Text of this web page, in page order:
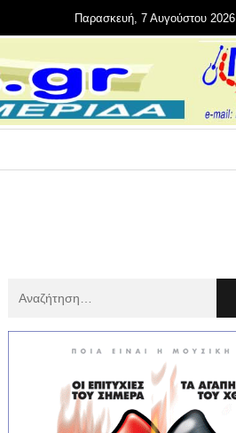
Παρασκευή, 7 Αυγούστου 2026
: